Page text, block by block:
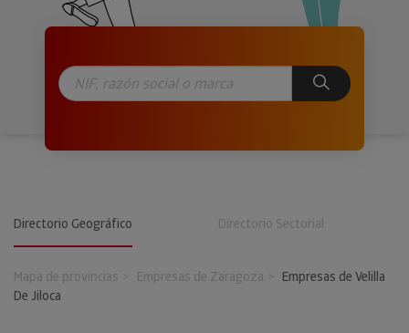
Directorio Geográfico Directorio Sectorial
Mapa de provincias Empresas de Zaragoza
Empresas de Velilla
De Jiloca